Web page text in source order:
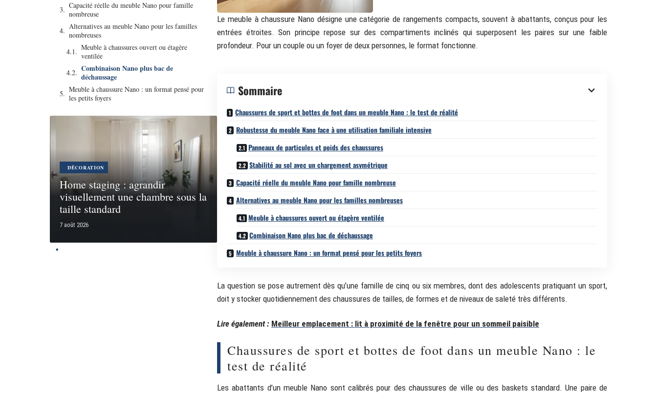
Capacité réelle du meuble Nano pour famille
nombreuse
Alternatives au meuble Nano pour les familles
nombreuses
Meuble à chaussures ouvert ou étagère
ventilée
Combinaison Nano plus bac de
déchaussage
Meuble à chaussure Nano : un format pensé pour
les petits foyers
DÉCORATION
Home staging : agrandir
visuellement une chambre sous la
taille standard
7 août 2026
Le meuble à chaussure Nano désigne une catégorie de rangements compacts, souvent à abattants, conçus pour les
entrées étroites. Son principe repose sur des compartiments inclinés qui superposent les paires sur une faible
profondeur. Pour un couple ou un foyer de deux personnes, le format fonctionne.
Sommaire
Chaussures de sport et bottes de foot dans un meuble Nano : le test de réalité
Robustesse du meuble Nano face à une utilisation familiale intensive
Panneaux de particules et poids des chaussures
Stabilité au sol avec un chargement asymétrique
Capacité réelle du meuble Nano pour famille nombreuse
Alternatives au meuble Nano pour les familles nombreuses
Meuble à chaussures ouvert ou étagère ventilée
Combinaison Nano plus bac de déchaussage
Meuble à chaussure Nano : un format pensé pour les petits foyers
La question se pose autrement dès qu’une famille de cinq ou six membres, dont des adolescents pratiquant un sport,
doit y stocker quotidiennement des chaussures de tailles, de formes et de niveaux de saleté très différents.
Lire également : Meilleur emplacement : lit à proximité de la fenêtre pour un sommeil paisible
Chaussures de sport et bottes de foot dans un meuble Nano : le
test de réalité
Les abattants d’un meuble Nano sont calibrés pour des chaussures de ville ou des baskets standard. Une paire de